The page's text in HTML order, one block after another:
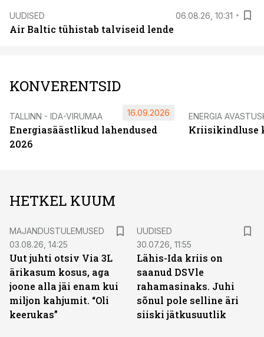
UUDISED 06.08.26, 10:31
Air Baltic tühistab talviseid lende
KONVERENTSID
TALLINN - IDA-VIRUMAA
Energiasäästlikud lahendused
2026
16.09.2026 ENERGIA
Kriisikindluse
HETKEL KUUM
MAJANDUSTULEMUSED
03.08.26, 14:25
Uut juhti otsiv Via 3L
ärikasum kosus, aga
joone alla jäi enam kui
miljon kahjumit. “Oli
keerukas”
UUDISED
30.07.26, 11:55
Lähis-Ida kriis on
saanud DSVle
rahamasinaks. Juhi
sõnul pole selline äri
siiski jätkusuutlik